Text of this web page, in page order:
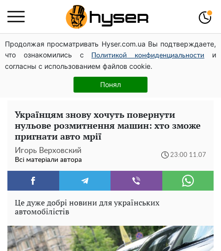
Продолжая просматривать Hyser.com.ua Вы подтверждаете,
что ознакомились с
Политикой конфиденциальности
и
согласны с использованием файлов cookie.
Понял
Гола Олена Тополя у цікавих позах змусила відвисати
щелепи: злив відео – було лише початком
Весь секрет в одній таблетці аспірину: рецепт хрумкої
та соковитої капусти на зиму. Навіть п'яти банок вам
Українцям знову хочуть повернути
нульове розмитнення машин: хто зможе
пригнати авто мрії
Игорь Верховский
Всі матеріали автора
23:00 11.07
Це дуже добрі новини для українських
автомобілістів